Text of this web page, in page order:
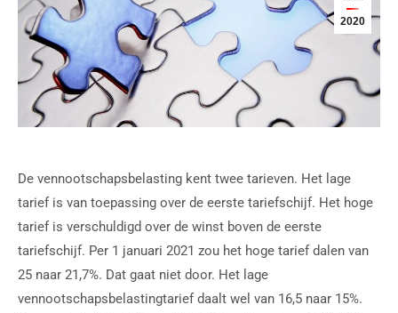
2020
De vennootschapsbelasting kent twee tarieven. Het lage
tarief is van toepassing over de eerste tariefschijf. Het hoge
tarief is verschuldigd over de winst boven de eerste
tariefschijf. Per 1 januari 2021 zou het hoge tarief dalen van
25 naar 21,7%. Dat gaat niet door. Het lage
vennootschapsbelastingtarief daalt wel van 16,5 naar 15%.